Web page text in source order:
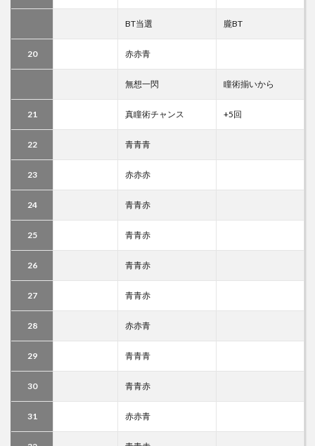
BT当選 朧BT
20 赤赤青
無想一閃 瞳術揃いから
21 真瞳術チャンス +5回
22 青青青
23 赤赤赤
24 青青赤
25 青青赤
26 青青赤
27 青青赤
28 赤赤青
29 青青青
30 青青赤
31 赤赤青